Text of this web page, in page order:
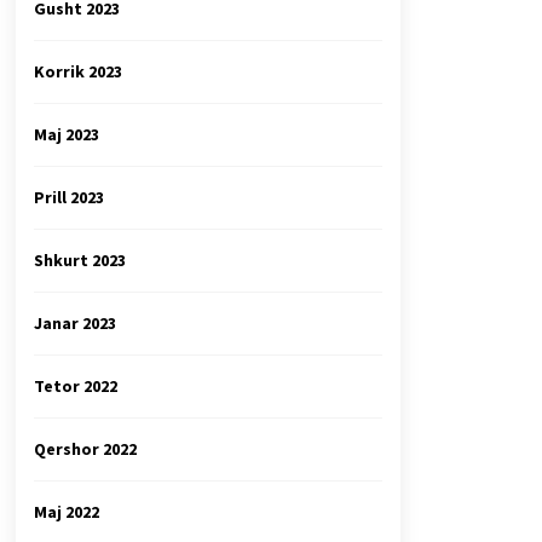
Gusht 2023
Korrik 2023
Maj 2023
Prill 2023
Shkurt 2023
Janar 2023
Tetor 2022
Qershor 2022
Maj 2022